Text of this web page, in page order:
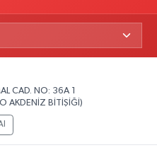
CAD. NO: 36A 1
AKDENİZ BİTİŞİĞİ)